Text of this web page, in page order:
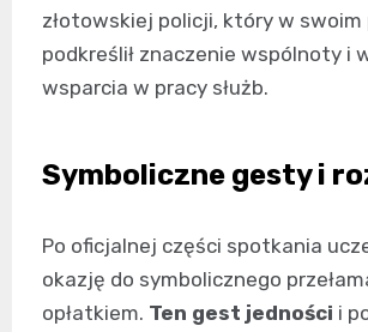
złotowskiej policji, który w
podkreślił znaczenie wspólnoty i
wsparcia w pracy służb.
Symboliczne gesty i
Po oficjalnej części spotkania
okazję do symbolicznego
opłatkiem. Ten gest jedności i